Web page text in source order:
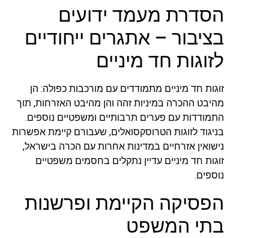
הסדרת מעמד ידועים
בציבור – אתגרים ייחודיים
לזוגות חד מיניים
זוגות חד מיניים מתמודדים עם מורכבות כפולה: הן
מהיבט ההכרה במיניות זהה והן מהיבט האזרחות, תוך
התמודדות עם פערים תרבותיים ומשפטיים נוספים.
בניגוד לזוגות הטרוסקסואלים, שעבורם קיימת אפשרות
נישואין אזרחיים במדינות אחרות עם הכרה בישראל,
זוגות חד מיניים עדיין נתקלים בחסמים משפטיים
נוספים.
הפסיקה הקיימת ופרשנות
בתי המשפט